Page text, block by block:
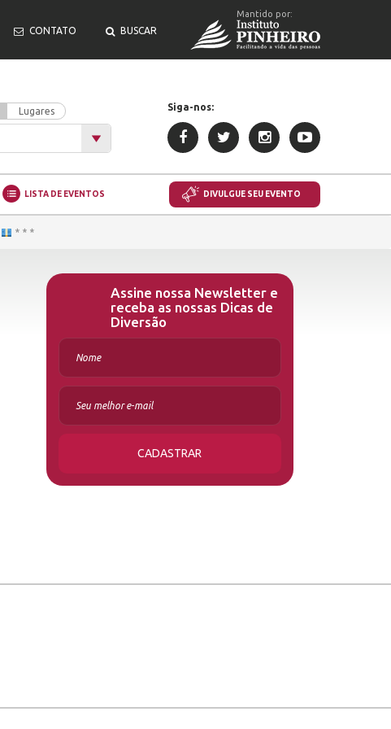
CONTATO BUSCAR
Mantido por:
Lugares Siga-nos:
LISTA DE EVENTOS DIVULGUE SEU EVENTO
* * *
Assine nossa Newsletter e
receba as nossas Dicas de
Diversão
CADASTRAR